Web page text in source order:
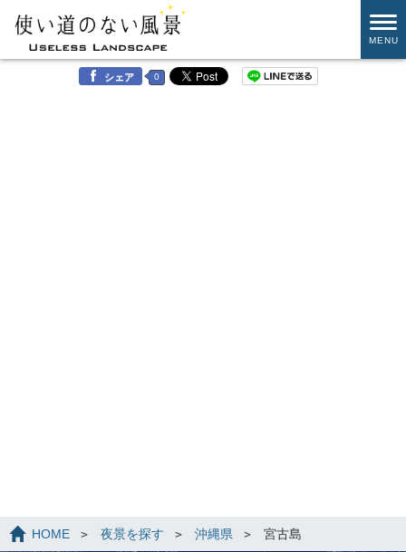
MENU
シェア 0
HOME 夜景を探す 沖縄県 宮古島